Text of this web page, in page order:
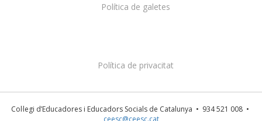
Col·legi d’Educadores i Educadors Socials de Catalunya • 934 521 008 •
Política de privacitat
Política de galetes